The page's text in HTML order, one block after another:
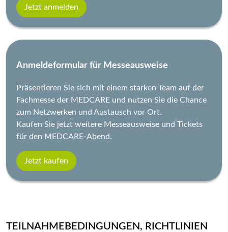
Jetzt anmelden
Anmeldeformular für Messeausweise
Präsentieren Sie sich mit einem starken Team auf der
Fachmesse der MEDCARE und nutzen Sie die Chance
zum Netzwerken und Austausch vor Ort.
Kaufen Sie jetzt weitere Messeausweise und Tickets
für den MEDCARE-Abend.
Jetzt kaufen
TEILNAHMEBEDINGUNGEN, RICHTLINIEN